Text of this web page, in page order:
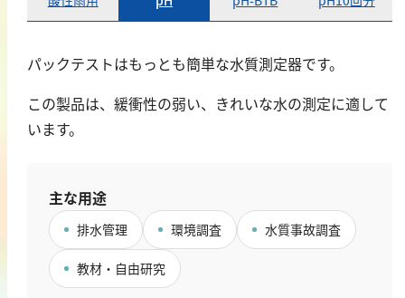
パックテストはもっとも簡単な水質測定器です。
この製品は、緩衝性の弱い、きれいな水の測定に適して
います。
主な用途
排水管理 環境調査 水質事故調査
教材・自由研究
金属
亜鉛
カドミウム
クロム
鉄
銅